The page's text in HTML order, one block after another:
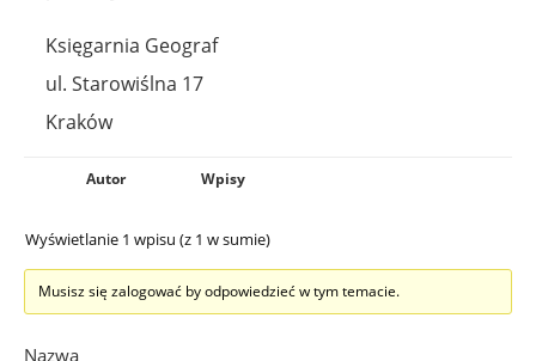
Księgarnia Geograf
ul. Starowiślna 17
Kraków
Autor Wpisy
Wyświetlanie 1 wpisu (z 1 w sumie)
Musisz się zalogować by odpowiedzieć w tym temacie.
Nazwa